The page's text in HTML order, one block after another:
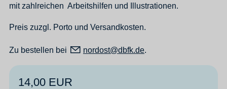
mit zahlreichen Arbeitshilfen und Illustrationen.
Preis zuzgl. Porto und Versandkosten.
Zu bestellen bei n rd st dbfk d .
14,00 EUR